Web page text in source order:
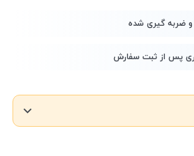
ضربه گیری شده
پس از ثبت سفارش